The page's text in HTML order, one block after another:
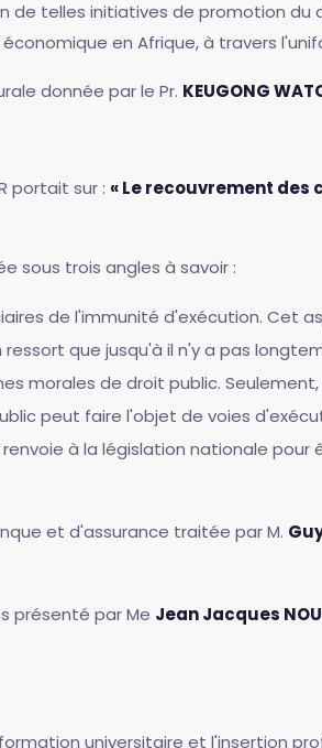
telles initiatives de promotion du
en Afrique, à travers
donnée par le Pr. KEUGONG
portait sur : « Le recouvrement des
sous trois angles à savoir :
de l'immunité d'exécution. Cet
que jusqu'à il n'y a pas
morales de droit public.
peut faire l'objet de voies
à la législation nationale pour
et d'assurance traitée par M.
présenté par Me Jean Jacques
universitaire et l'insertion